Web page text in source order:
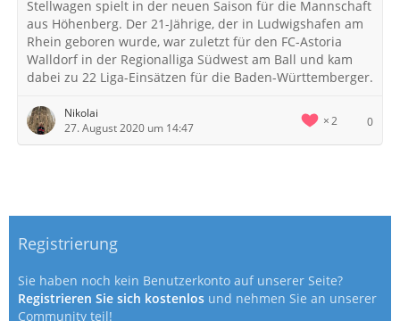
Stellwagen spielt in der neuen Saison für die Mannschaft
aus Höhenberg. Der 21-Jährige, der in Ludwigshafen am
Rhein geboren wurde, war zuletzt für den FC-Astoria
Walldorf in der Regionalliga Südwest am Ball und kam
dabei zu 22 Liga-Einsätzen für die Baden-Württemberger.
Nikolai
27. August 2020 um 14:47
2 0
Registrierung
Sie haben noch kein Benutzerkonto auf unserer Seite?
Registrieren Sie sich kostenlos und nehmen Sie an unserer
Community teil!